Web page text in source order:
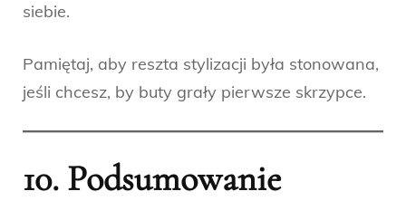
siebie.
Pamiętaj, aby reszta stylizacji była stonowana,
jeśli chcesz, by buty grały pierwsze skrzypce.
10. Podsumowanie